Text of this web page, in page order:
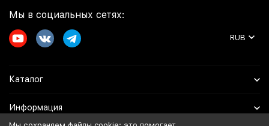
Мы в социальных сетях:
RUB
Каталог
Информация